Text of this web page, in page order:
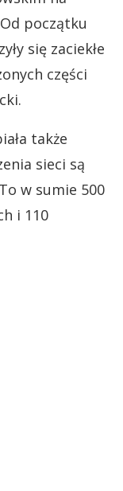
początku
się zaciekłe
części
także
sieci są
w sumie 500
i 110